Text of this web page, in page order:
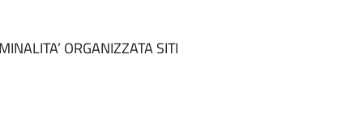
ORGANIZZATA SITI